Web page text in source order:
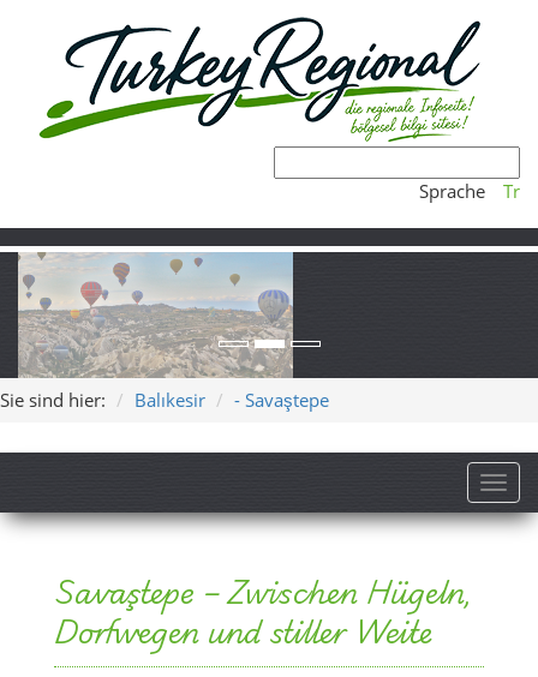
Sprache Tr
Sie sind hier: Balıkesir - Savaştepe
Savaştepe – Zwischen Hügeln,
Dorfwegen und stiller Weite